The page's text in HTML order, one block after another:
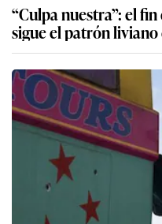
“Culpa nuestra”: el
sigue el patrón